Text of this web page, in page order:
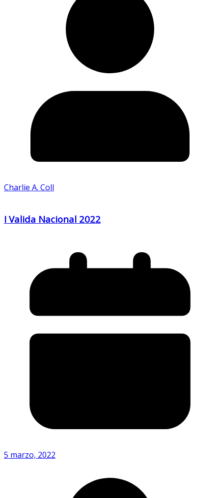
Charlie A. Coll
I Valida Nacional 2022
5 marzo, 2022